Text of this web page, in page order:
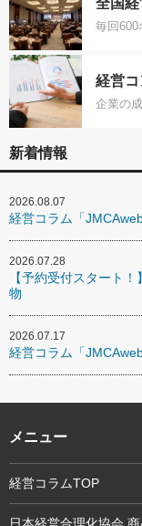
全国
毎回600
経営
企業の
新着情報
2026.08.07
経営コラム「
2026.07.28
【予約受付スタート
物
2026.07.17
経営コラム「
メニュー
経営コラムTOP